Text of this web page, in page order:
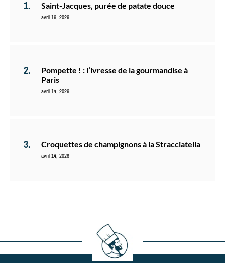
Saint-Jacques, purée de patate douce
avril 16, 2026
Pompette ! : l’ivresse de la gourmandise à
Paris
avril 14, 2026
Croquettes de champignons à la Stracciatella
avril 14, 2026